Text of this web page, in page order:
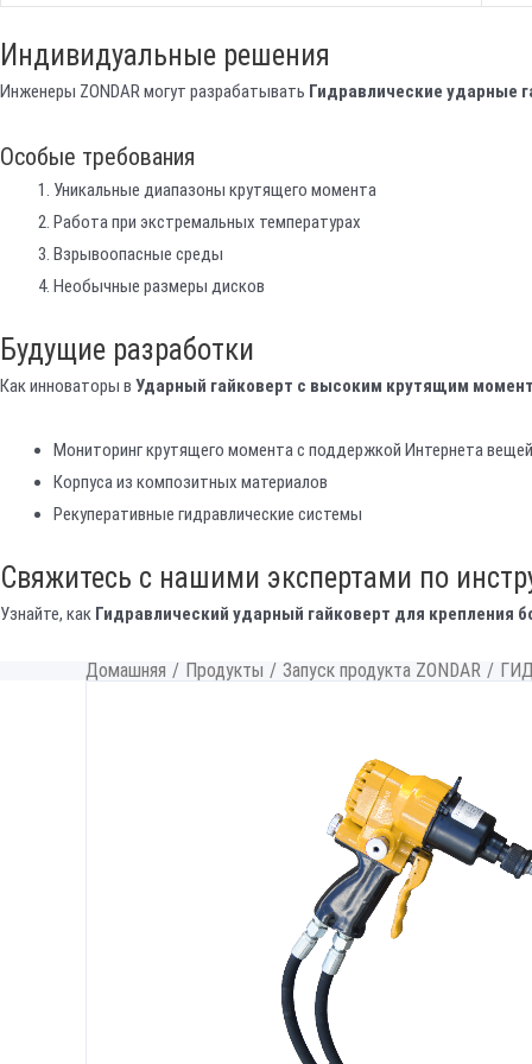
Индивидуальные решения
Инженеры ZONDAR могут разрабатывать Гидравлические ударные
Особые требования
Уникальные диапазоны крутящего момента
Работа при экстремальных температурах
Взрывоопасные среды
Необычные размеры дисков
Будущие разработки
Как инноваторы в Ударный гайковерт с высоким крутящим
Мониторинг крутящего момента с поддержкой Интернета вещей
Корпуса из композитных материалов
Рекуперативные гидравлические системы
Свяжитесь с нашими экспертами по
Узнайте, как Гидравлический ударный гайковерт для крепления
Домашняя / Продукты / Запуск продукта ZONDAR /